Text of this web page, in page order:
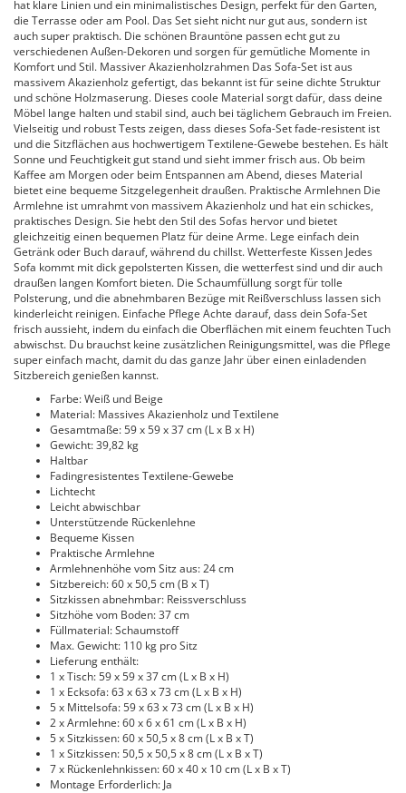
hat klare Linien und ein minimalistisches Design, perfekt für den Garten,
die Terrasse oder am Pool. Das Set sieht nicht nur gut aus, sondern ist
auch super praktisch. Die schönen Brauntöne passen echt gut zu
verschiedenen Außen-Dekoren und sorgen für gemütliche Momente in
Komfort und Stil. Massiver Akazienholzrahmen Das Sofa-Set ist aus
massivem Akazienholz gefertigt, das bekannt ist für seine dichte Struktur
und schöne Holzmaserung. Dieses coole Material sorgt dafür, dass deine
Möbel lange halten und stabil sind, auch bei täglichem Gebrauch im Freien.
Vielseitig und robust Tests zeigen, dass dieses Sofa-Set fade-resistent ist
und die Sitzflächen aus hochwertigem Textilene-Gewebe bestehen. Es hält
Sonne und Feuchtigkeit gut stand und sieht immer frisch aus. Ob beim
Kaffee am Morgen oder beim Entspannen am Abend, dieses Material
bietet eine bequeme Sitzgelegenheit draußen. Praktische Armlehnen Die
Armlehne ist umrahmt von massivem Akazienholz und hat ein schickes,
praktisches Design. Sie hebt den Stil des Sofas hervor und bietet
gleichzeitig einen bequemen Platz für deine Arme. Lege einfach dein
Getränk oder Buch darauf, während du chillst. Wetterfeste Kissen Jedes
Sofa kommt mit dick gepolsterten Kissen, die wetterfest sind und dir auch
draußen langen Komfort bieten. Die Schaumfüllung sorgt für tolle
Polsterung, und die abnehmbaren Bezüge mit Reißverschluss lassen sich
kinderleicht reinigen. Einfache Pflege Achte darauf, dass dein Sofa-Set
frisch aussieht, indem du einfach die Oberflächen mit einem feuchten Tuch
abwischst. Du brauchst keine zusätzlichen Reinigungsmittel, was die Pflege
super einfach macht, damit du das ganze Jahr über einen einladenden
Sitzbereich genießen kannst.
Farbe: Weiß und Beige
Material: Massives Akazienholz und Textilene
Gesamtmaße: 59 x 59 x 37 cm (L x B x H)
Gewicht: 39,82 kg
Haltbar
Fadingresistentes Textilene-Gewebe
Lichtecht
Leicht abwischbar
Unterstützende Rückenlehne
Bequeme Kissen
Praktische Armlehne
Armlehnenhöhe vom Sitz aus: 24 cm
Sitzbereich: 60 x 50,5 cm (B x T)
Sitzkissen abnehmbar: Reissverschluss
Sitzhöhe vom Boden: 37 cm
Füllmaterial: Schaumstoff
Max. Gewicht: 110 kg pro Sitz
Lieferung enthält:
1 x Tisch: 59 x 59 x 37 cm (L x B x H)
1 x Ecksofa: 63 x 63 x 73 cm (L x B x H)
5 x Mittelsofa: 59 x 63 x 73 cm (L x B x H)
2 x Armlehne: 60 x 6 x 61 cm (L x B x H)
5 x Sitzkissen: 60 x 50,5 x 8 cm (L x B x T)
1 x Sitzkissen: 50,5 x 50,5 x 8 cm (L x B x T)
7 x Rückenlehnkissen: 60 x 40 x 10 cm (L x B x T)
Montage Erforderlich: Ja